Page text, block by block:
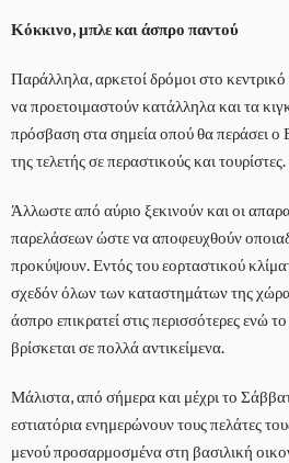
Κόκκινο, μπλε και άσπρο παντού
Παράλληλα, αρκετοί δρόμοι στο
να προετοιμαστούν κατάλληλα και τα
πρόσβαση στα σημεία οπού θα περάσει ο
της τελετής σε περαστικούς και τουρίστες.
Άλλωστε από αύριο ξεκινούν και οι
παρελάσεων ώστε να αποφευχθούν
προκύψουν. Εντός του εορταστικού
σχεδόν όλων των καταστημάτων της
άσπρο επικρατεί στις περισσότερες ενώ
βρίσκεται σε πολλά αντικείμενα.
Μάλιστα, από σήμερα και μέχρι το
εστιατόρια ενημερώνουν τους πελάτες
μενού προσαρμοσμένα στη βασιλική